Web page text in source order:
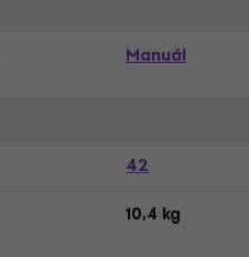
Manuál
42
10,4 kg